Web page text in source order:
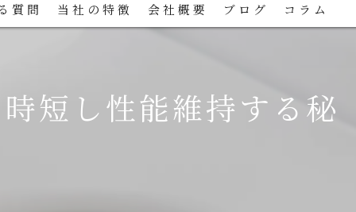
質問 当社の特徴
水回り
会社概要 ブログ コラム
短し性能維持する秘